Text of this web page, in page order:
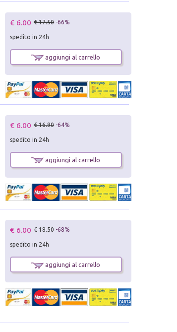
€ 6.00 € 17.50 -66%
spedito in 24h
aggiungi al carrello
€ 6.00 € 16.90 -64%
spedito in 24h
aggiungi al carrello
€ 6.00 € 18.50 -68%
spedito in 24h
aggiungi al carrello